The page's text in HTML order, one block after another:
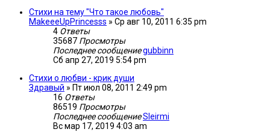
Стихи на тему "Что такое любовь"
MakeeeUpPrincesss » Ср авг 10, 2011 6:35 pm
4 Ответы
35687 Просмотры
Последнее сообщениеgubbinn
Сб апр 27, 2019 5:54 pm
Стихи о любви - крик души
Здравый » Пт июл 08, 2011 2:49 pm
16 Ответы
86519 Просмотры
Последнее сообщениеSleirmi
Вс мар 17, 2019 4:03 am